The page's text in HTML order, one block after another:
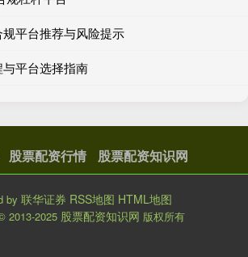
平台推荐与风险提示
平台选择指南
股票配资行情 股票配资知识网
by 联华证券 RSS地图 HTML地图
2013-2025 股票配资知识网 版权所有